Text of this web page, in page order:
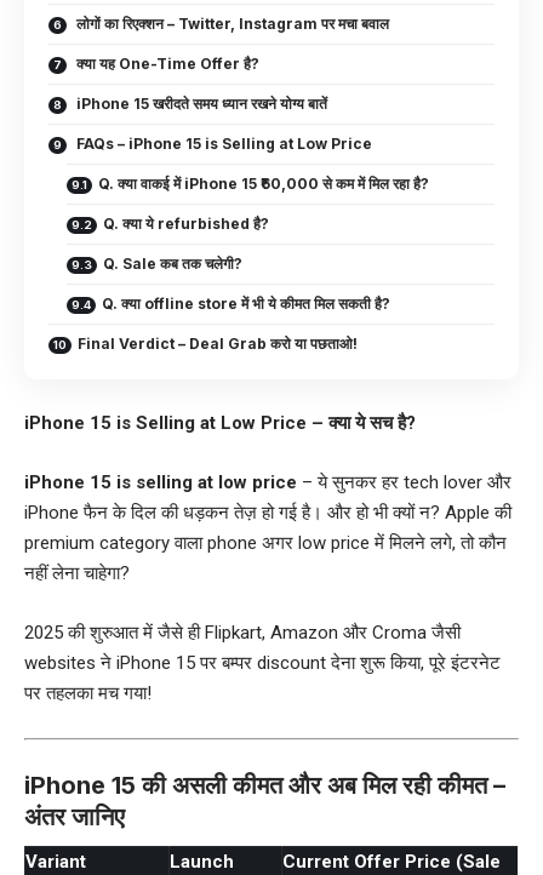
लोगों का रिएक्शन – Twitter, Instagram पर मचा बवाल
क्या यह One-Time Offer है?
iPhone 15 खरीदते समय ध्यान रखने योग्य बातें
FAQs – iPhone 15 is Selling at Low Price
Q. क्या वाकई में iPhone 15 ₹60,000 से कम में मिल रहा है?
Q. क्या ये refurbished है?
Q. Sale कब तक चलेगी?
Q. क्या offline store में भी ये कीमत मिल सकती है?
Final Verdict – Deal Grab करो या पछताओ!
iPhone 15 is Selling at Low Price – क्या ये सच है?
iPhone 15 is selling at low price – ये सुनकर हर tech lover और
iPhone फैन के दिल की धड़कन तेज़ हो गई है। और हो भी क्यों न? Apple की
premium category वाला phone अगर low price में मिलने लगे, तो कौन
नहीं लेना चाहेगा?
2025 की शुरुआत में जैसे ही Flipkart, Amazon और Croma जैसी
websites ने iPhone 15 पर बम्पर discount देना शुरू किया, पूरे इंटरनेट
पर तहलका मच गया!
iPhone 15 की असली कीमत और अब मिल रही कीमत –
अंतर जानिए
Variant
Launch
Current Offer Price (Sale